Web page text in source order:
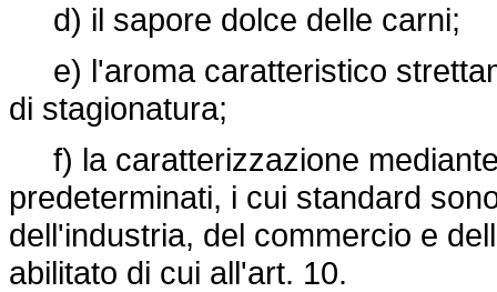
d) il sapore dolce delle carni;
e) l'aroma caratteristico
di stagionatura;
f) la caratterizzazione
predeterminati, i cui standard
dell'industria, del commercio e
abilitato di cui all'art. 10.